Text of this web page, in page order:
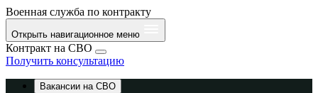
Военная служба по контракту
Открыть навигационное меню
Контракт на СВО
Получить консультацию
Вакансии на СВО